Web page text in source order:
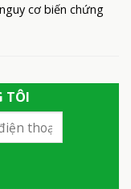
cơ biến chứng
TÔI